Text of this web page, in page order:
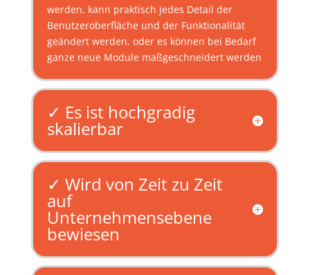
werden, kann praktisch jedes Detail der
Benutzeroberfläche und der Funktionalität
geändert werden, oder es können bei Bedarf
ganze neue Module maßgeschneidert werden
✓ Es ist hochgradig
skalierbar
✓ Wird von Zeit zu Zeit
auf
Unternehmensebene
bewiesen